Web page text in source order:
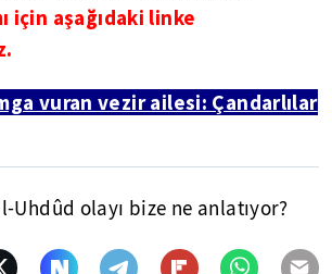
için aşağıdaki linke
vuran vezir ailesi: Çandarlılar
Uhdûd olayı bize ne anlatıyor?